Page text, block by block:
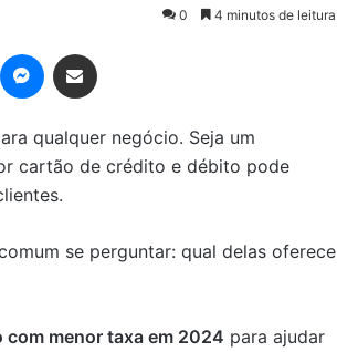
0 4 minutos de leitura
Pinterest Messenger
qualquer negócio. Seja um
cartão de crédito e débito pode
se perguntar: qual delas oferece
menor taxa em 2024 para ajudar